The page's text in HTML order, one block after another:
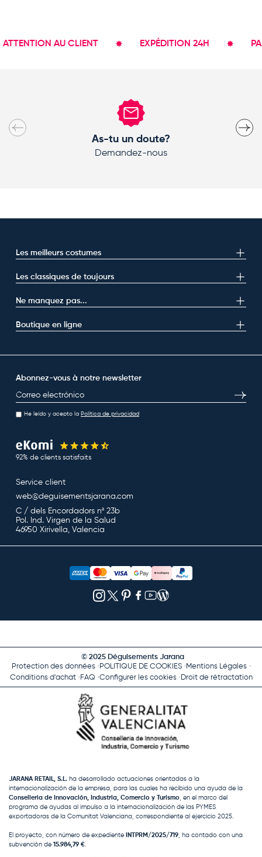
AU CLIENT EXPÉDITION 24H
Précédent
As-tu un doute?
Demandez-nous
Les meilleurs costumes
Les classiques de toujours
Ne manquez pas...
Boutique en ligne
Abonnez-vous à notre newsletter
E-mail
He leído y acepto la Política de privacidad
92% de clients satisfaits
Service client
web@deguisementsjarana.com
C / dels Encordadors nª 23b
Pol. Ind. Virgen de la Salud
46950 Xirivella, Valencia
© 2025 Déguisements Jarana
Protection des données
POLITIQUE DE COOKIES
Mentions Légales
Conditions d'achat
FAQ Configurer les cookies Droit de rétractation
JARANA RETAIL, S.L. ha desarrollado actuaciones orientadas a la
internacionalización de la empresa, para las cuales ha recibido una ayuda de la
Conselleria de Innovación, Industria, Comercio y Turismo , en el marco del
programa de ayudas al impulso a la internacionalización de las PYMES
exportadoras de la Comunitat Valenciana, correspondiente al ejercicio 2025.
El proyecto, con número de expediente INTPRM/2025/719 , ha contado con una
subvención de 15.984,79 €